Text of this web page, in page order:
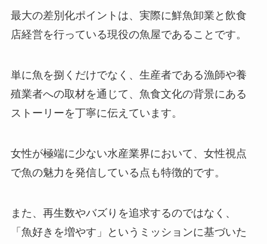
最大の差別化ポイントは、実際に鮮魚卸業と飲食
店経営を行っている現役の魚屋であることです。
単に魚を捌くだけでなく、生産者である漁師や養
殖業者への取材を通じて、魚食文化の背景にある
ストーリーを丁寧に伝えています。
女性が極端に少ない水産業界において、女性視点
で魚の魅力を発信している点も特徴的です。
また、再生数やバズりを追求するのではなく、
「魚好きを増やす」というミッションに基づいた